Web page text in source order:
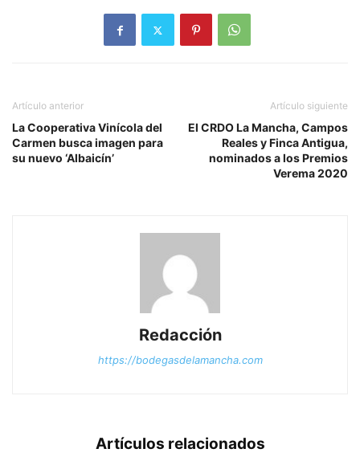
Artículo anterior
La Cooperativa Vinícola del
Carmen busca imagen para
su nuevo ‘Albaicín’
Artículo siguiente
El CRDO La Mancha, Campos
Reales y Finca Antigua,
nominados a los Premios
Verema 2020
Redacción
https://bodegasdelamancha.com
Artículos relacionados